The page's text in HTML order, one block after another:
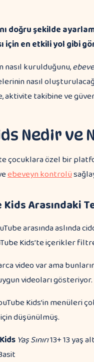
doğru şekilde
için en etkili yol gibi
nasıl kurulduğunu,
nasıl
aktivite takibine ve
Nedir ve
çocuklara özel bir
ebeveyn kontrolü
Arasındaki
arasında aslında
Kids’te içerikler
video var ama
videoları gösteriyor.
Kids’in menüleri
düşünülmüş.
Yaş Sınırı13+ 13 yaş